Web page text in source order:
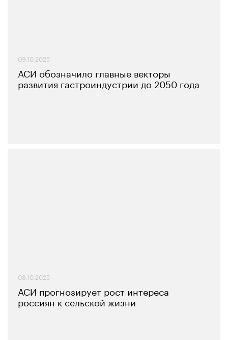
09.10.2025
АСИ обозначило главные векторы
развития гастроиндустрии до 2050 года
08.10.2025
АСИ прогнозирует рост интереса
россиян к сельской жизни